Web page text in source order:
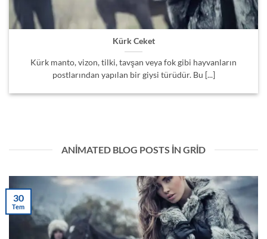
Kürk Ceket
Kürk manto, vizon, tilki, tavşan veya fok gibi hayvanların
postlarından yapılan bir giysi türüdür. Bu [...]
ANIMATED BLOG POSTS IN GRID
30
Tem